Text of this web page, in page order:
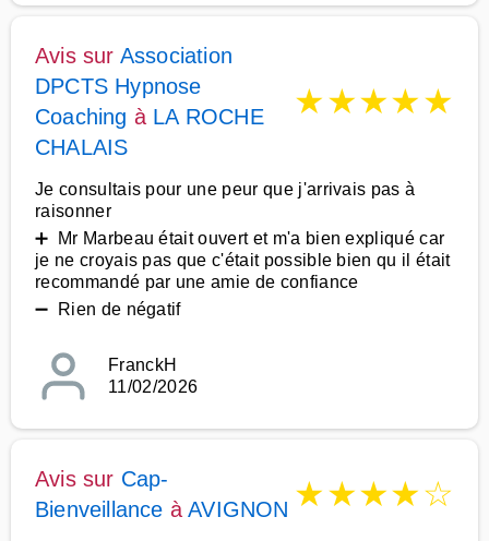
Avis sur Association
DPCTS Hypnose
Coaching à LA ROCHE
CHALAIS
★★★★★
Je consultais pour une peur que j'arrivais pas à
raisonner
➕ Mr Marbeau était ouvert et m'a bien expliqué car
je ne croyais pas que c'était possible bien qu il était
recommandé par une amie de confiance
➖ Rien de négatif
FranckH
11/02/2026
Avis sur Cap-
Bienveillance àAVIGNON ★★★★☆